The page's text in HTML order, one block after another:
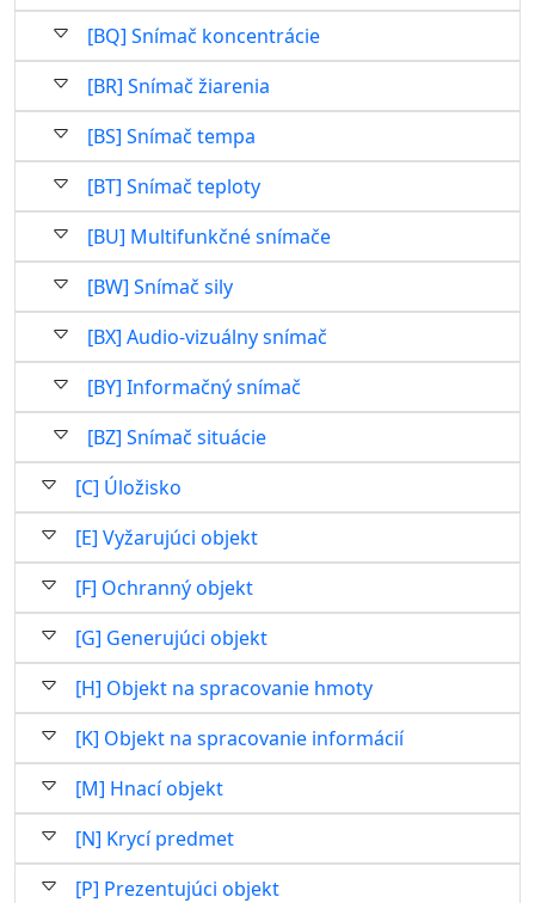
[BQ] Snímač koncentrácie
[BR] Snímač žiarenia
[BS] Snímač tempa
[BT] Snímač teploty
[BU] Multifunkčné snímače
[BW] Snímač sily
[BX] Audio-vizuálny snímač
[BY] Informačný snímač
[BZ] Snímač situácie
[C] Úložisko
[E] Vyžarujúci objekt
[F] Ochranný objekt
[G] Generujúci objekt
[H] Objekt na spracovanie hmoty
[K] Objekt na spracovanie informácií
[M] Hnací objekt
[N] Krycí predmet
[P] Prezentujúci objekt